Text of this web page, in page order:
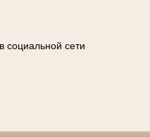
социальной сети